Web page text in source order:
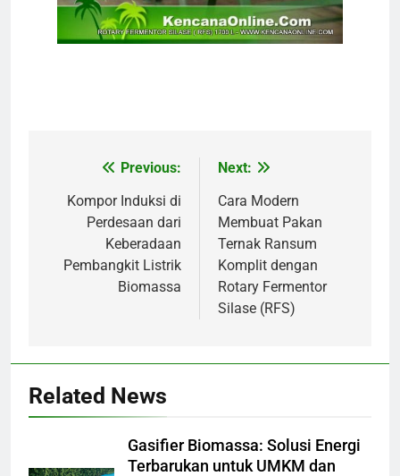
Navigasi
pos
Previous:
Kompor Induksi di
Perdesaan dari
Keberadaan
Pembangkit Listrik
Biomassa
Next:
Cara Modern
Membuat Pakan
Ternak Ransum
Komplit dengan
Rotary Fermentor
Silase (RFS)
Related News
Gasifier Biomassa: Solusi Energi
Terbarukan untuk UMKM dan